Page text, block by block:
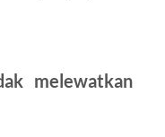
melewatkan